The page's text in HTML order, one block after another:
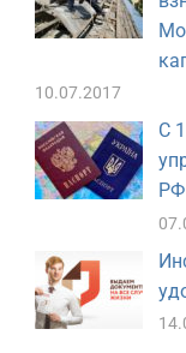
10.07.2017
С
РФ